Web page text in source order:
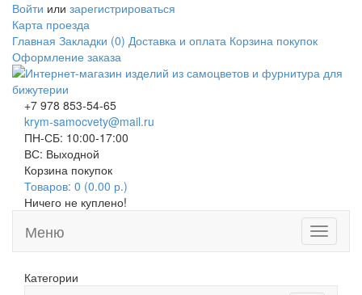
Войти или зарегистрироваться
Карта проезда
Главная Закладки (0) Доставка и оплата Корзина покупок
Оформление заказа
+7 978 853-54-65
krym-samocvety@mail.ru
ПН-СБ: 10:00-17:00
ВС: Выходной
Корзина покупок
Товаров: 0 (0.00 р.)
Ничего не куплено!
Toggle
Меню
Категории